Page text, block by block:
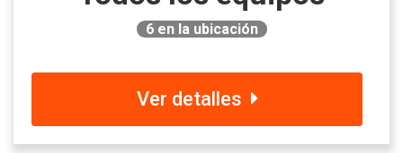
6en la ubicación
Ver detalles